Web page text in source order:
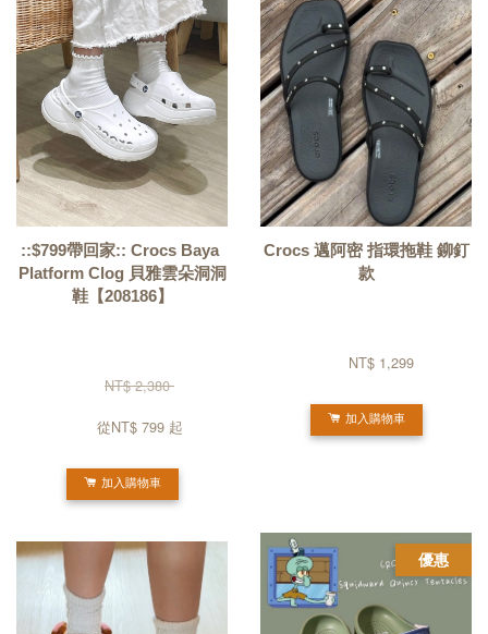
::$799帶回家:: Crocs Baya
Platform Clog 貝雅雲朵洞洞
鞋【208186】
NT$ 2,380
        從
NT$ 799 起
加入購物車
Crocs 邁阿密 指環拖鞋 鉚釘
款
NT$ 1,299
加入購物車
優惠